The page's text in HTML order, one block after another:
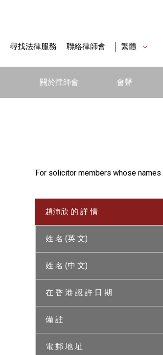
尋找法律服務 聯絡律師會 繁體
關於律師會 會聲
For solicitor members whose names
趙沛欣 的 詳 情
姓 名 (英 文)
姓 名 (中 文)
在 香 港 認 許 日 期
備 註
電 郵 地 址